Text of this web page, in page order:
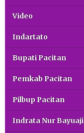
Video
Indartato
Bupati Pacitan
Pemkab Pacitan
Pilbup Pacitan
Indrata Nur Bayuaji